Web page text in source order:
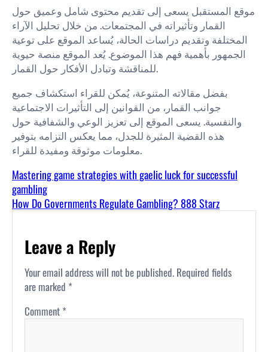
موقع المستقبل يسعى إلى تقديم محتوى شامل وعميق حول
القمار وتأثيراته في المجتمعات. من خلال تحليل الآراء
المختلفة وتقديم دراسات الحالة، يُساعد الموقع على توعية
الجمهور بأهمية فهم هذا الموضوع. يُعد الموقع منصة حيوية
للمناقشة وتبادل الأفكار حول القمار.
بفضل مقالاته المتنوعة، يُمكن للقراء استكشاف جميع
جوانب القمار، من القوانين إلى التأثيرات الاجتماعية
والنفسية. يسعى الموقع إلى تعزيز الوعي والشفافية حول
هذه القضية المثيرة للجدل، مما يعكس التزامه بتوفير
معلومات موثوقة ومفيدة للقراء.
Mastering game strategies with gaelic luck for successful
gambling
How Do Governments Regulate Gambling? 888 Starz
Leave a Reply
Your email address will not be published. Required fields
are marked *
Comment *